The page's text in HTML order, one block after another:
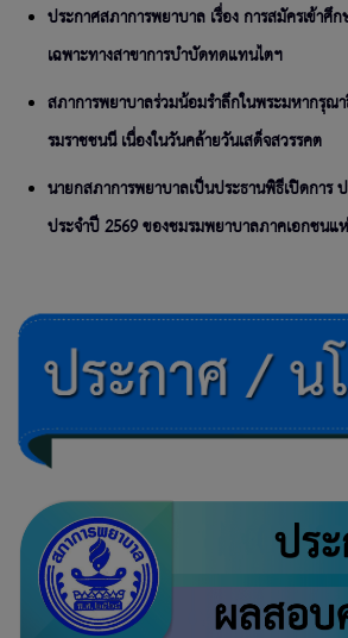
ประกาศสภาการพยาบาล เรื่อง การสมัครเข้าศึ
เฉพาะทางสาขาการบำบัดทดแทนไตฯ
สภาการพยาบาลร่วมน้อมรำลึกในพระมหากรุ
รมราชชนนี เนื่องในวันคล้ายวันเสด็จสวรรคต
นายกสภาการพยาบาลเป็นประธานพิธีเปิดการ
ประจำปี 2569 ของชมรมพยาบาลภาคเอกชนแ